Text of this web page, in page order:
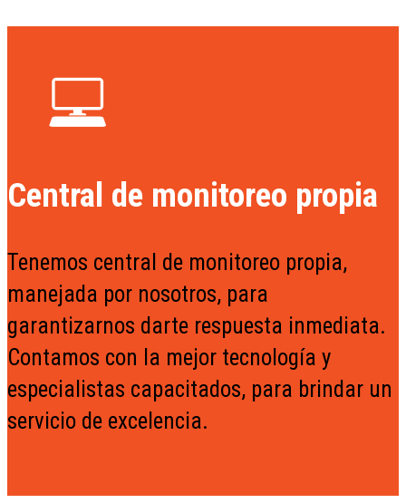
Central de monitoreo propia
Tenemos central de monitoreo propia,
manejada por nosotros, para
garantizarnos darte respuesta inmediata.
Contamos con la mejor tecnología y
especialistas capacitados, para brindar un
servicio de excelencia.